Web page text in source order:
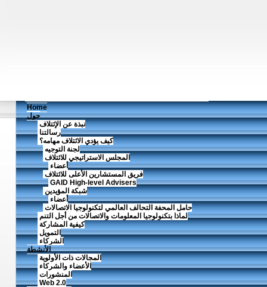
Home
حول
نبذة عن الإئتلاف
رسالتنا
كيف يؤدي الائتلاف مهامه؟
لجنة التوجيه
المجلس الاستراتيجي للائتلاف
أعضاء
فريق المستشارين الأعلى للائتلاف
GAID High-level Advisers
شبكة المؤيدين
أعضاء
حامل المحفة التحالف العالمي لتكنولوجيا الاتصالات
لماذا بتكنولوجيا المعلومات والاتصالات من أجل التنم
كيفية المشاركة
التمويل
الشركاء
الأنشطة
المجالات ذات الأولوية
الأعضاء والشركاء
المنشورات
Web 2.0